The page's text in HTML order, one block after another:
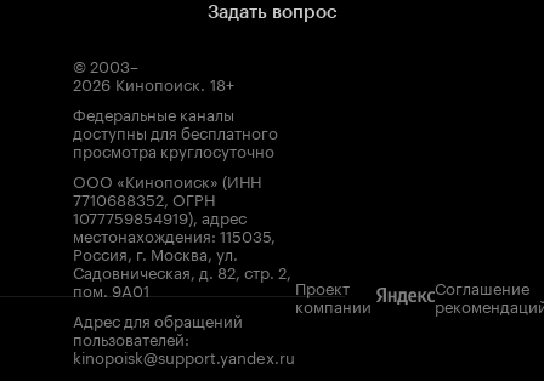
Задать вопрос
© 2003–
2026 Кинопоиск. 18+
Федеральные каналы
доступны для бесплатного
просмотра круглосуточно
ООО «Кинопоиск» (ИНН
7710688352, ОГРН
1077759854919), адрес
местонахождения: 115035,
Россия, г. Москва, ул.
Садовническая, д. 82, стр. 2,
пом. 9А01
Адрес для обращений
пользователей:
kinopoisk@support.yandex.ru
Проект
компании
Соглашение